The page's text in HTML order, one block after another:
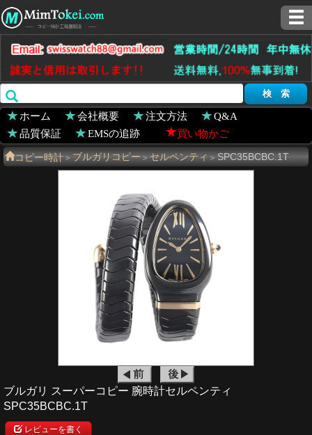
ホーム 会社概要 注文方法
Q&A
品質保証
EMSの追跡 買い物かご
コピー時計 > ブルガリコピー > セルペンティ > SPC35BCBC.1T
ブルガリ スーパーコピー 腕時計セルペンティ
SPC35BCBC.1T
レビューを書く